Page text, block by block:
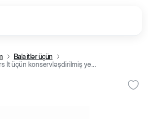
Bala itlər üçün
Applaws Taste Toppers İt üçün konservləşdirilmiş yem, kök, yaşıl noxud və lobya ilə pörtlədilmiş mal əti, 156 q